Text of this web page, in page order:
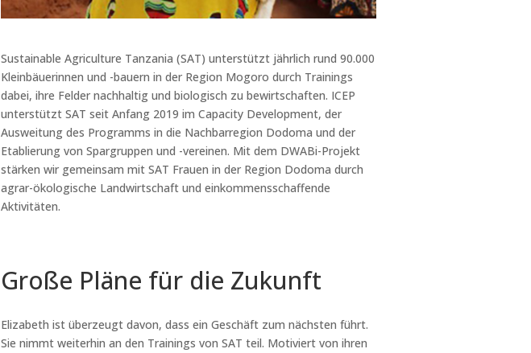
Sustainable Agriculture Tanzania (SAT) unterstützt jährlich rund 90.000
Kleinbäuerinnen und -bauern in der Region Mogoro durch Trainings
dabei, ihre Felder nachhaltig und biologisch zu bewirtschaften. ICEP
unterstützt SAT seit Anfang 2019 im Capacity Development, der
Ausweitung des Programms in die Nachbarregion Dodoma und der
Etablierung von Spargruppen und -vereinen. Mit dem DWABi-Projekt
stärken wir gemeinsam mit SAT Frauen in der Region Dodoma durch
agrar-ökologische Landwirtschaft und einkommensschaffende
Aktivitäten.
Große Pläne für die Zukunft
Elizabeth ist überzeugt davon, dass ein Geschäft zum nächsten führt.
Sie nimmt weiterhin an den Trainings von SAT teil. Motiviert von ihren